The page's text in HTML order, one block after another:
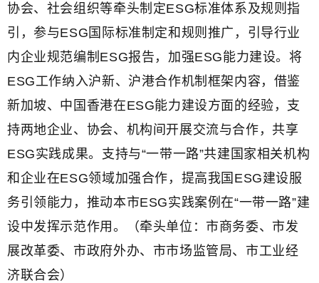
协会、社会组织等牵头制定ESG标准体系及规则指
引，参与ESG国际标准制定和规则推广，引导行业
内企业规范编制ESG报告，加强ESG能力建设。将
ESG工作纳入沪新、沪港合作机制框架内容，借鉴
新加坡、中国香港在ESG能力建设方面的经验，支
持两地企业、协会、机构间开展交流与合作，共享
ESG实践成果。支持与“一带一路”共建国家相关机构
和企业在ESG领域加强合作，提高我国ESG建设服
务引领能力，推动本市ESG实践案例在“一带一路”建
设中发挥示范作用。（牵头单位：市商务委、市发
展改革委、市政府外办、市市场监管局、市工业经
济联合会）